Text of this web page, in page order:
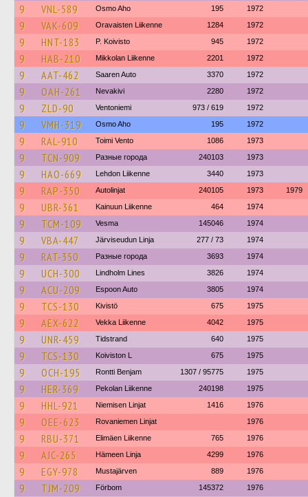
9 VNL-589 Osmo Aho 195 1972
9 VAK-609 Oravaisten Liikenne 1284 1972
9 HNT-183 P. Koivisto 945 1972
9 HAB-210 Mikkolan Liikenne 2201 1972
9 AAT-462 Saaren Auto 3370 1972
9 OAH-261 Nevakivi 2280 1972
9 ZLD-90 Ventoniemi 973 / 619 1972
9 VMH-319 Osmo Aho 195 1972
9 RAL-910 Toimi Vento 1086 1973
9 TCN-909 Разные города 240103 1973
9 HAO-669 Lehdon Liikenne 3440 1973
9 RAP-350 Autolinjat 240105 1973 1979
9 UBR-361 Kainuun Liikenne 464 1974
9 TCM-109 Vesma 145046 1974
9 VBA-447 Järviseudun Linja 277 / 73 1974
9 RAT-350 Разные города 3693 1974
9 UCH-300 Lindholm Lines 3826 1974
9 ACU-209 Espoon Auto 3805 1974
9 TCS-130 Kivistö 675 1975
9 AEX-622 Vekka Liikenne 4042 1975
9 UNR-459 Tidstrand 640 1975
9 TCS-130 Koiviston L 675 1975
9 OCH-195 Rontti Benjam 1307 / 95775 1975
9 HER-369 Pekolan Liikenne 240198 1975
9 HHL-921 Niemisen Linjat 1416 1976
9 OEE-623 Rovaniemen Linjat 1976
9 RBU-371 Elimäen Liikenne 765 1976
9 AJC-265 Hämeen Linja 4299 1976
9 EGY-978 Mustajärven 889 1976
9 TJM-209 Förbom 145372 1976